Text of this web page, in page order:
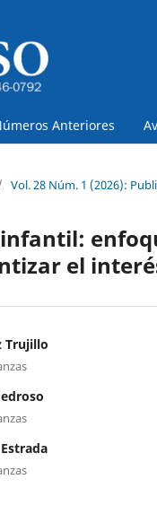
Anteriores
Vol. 28 Núm. 1 (2026):
el
Trujillo